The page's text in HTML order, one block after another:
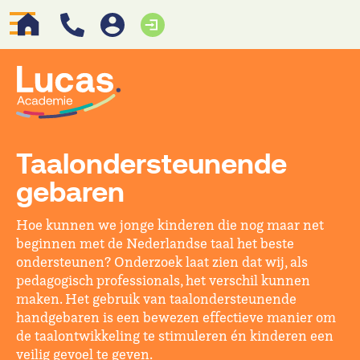
Taalondersteunende
gebaren
Hoe kunnen we jonge kinderen die nog maar net
beginnen met de Nederlandse taal het beste
ondersteunen? Onderzoek laat zien dat wij, als
pedagogisch professionals, het verschil kunnen
maken. Het gebruik van taalondersteunende
handgebaren is een bewezen effectieve manier om
de taalontwikkeling te stimuleren én kinderen een
veilig gevoel te geven.